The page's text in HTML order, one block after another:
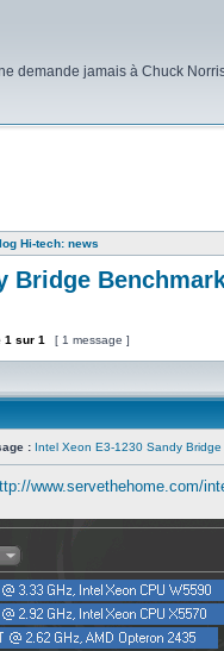
demande jamais à Chuck
Hi-tech: news
Bridge
au sujet
1 sur 1 [ 1 message ]
: Intel Xeon E3-1230 Sandy
www.servethehome.com/